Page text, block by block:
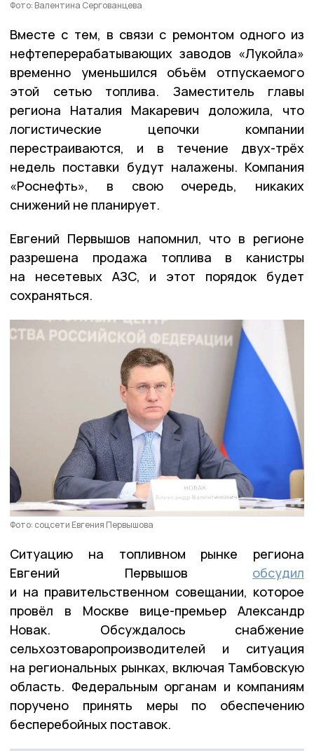
Фото: Валентина Сергованцева
Вместе с тем, в связи с ремонтом одного из
нефтеперерабатывающих заводов «Лукойла»
временно уменьшился объём отпускаемого
этой сетью топлива. Заместитель главы
региона Наталия Макаревич доложила, что
логистические цепочки компании
перестраиваются, и в течение двух-трёх
недель поставки будут налажены. Компания
«Роснефть», в свою очередь, никаких
снижений не планирует.
Евгений Первышов напомнил, что в регионе
разрешена продажа топлива в канистры
на несетевых АЗС, и этот порядок будет
сохраняться.
Фото: соцсети Евгения Первышова
Ситуацию на топливном рынке региона
Евгений Первышов обсудил
и на правительственном совещании, которое
провёл в Москве вице-премьер Александр
Новак. Обсуждалось снабжение
сельхозтоваропроизводителей и ситуация
на региональных рынках, включая Тамбовскую
область. Федеральным органам и компаниям
поручено принять меры по обеспечению
бесперебойных поставок.